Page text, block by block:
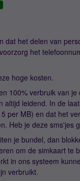
dat het delen van
het
hoge kosten.
100% verbruik van je
altijd leidend. In de
per MB) en dat het
Heb je deze sms'jes
je bundel, dan
om de simkaart te
in ons systeem
verbruikt.